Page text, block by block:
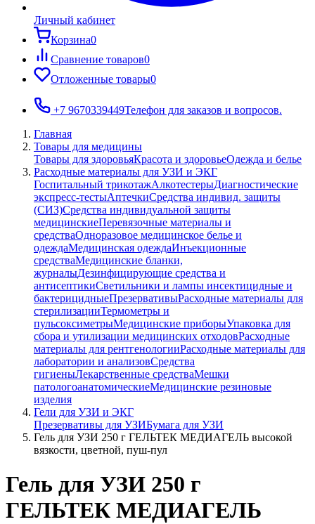
Личный кабинет
Корзина0
Сравнение товаров0
Отложенные товары0
+7 9670339449Телефон для заказов и вопросов.
Главная
Товары для медицины
Товары для здоровьяКрасота и здоровьеОдежда и белье
Расходные материалы для УЗИ и ЭКГ
Госпитальный трикотажАлкотестерыДиагностические
экспресс-тестыАптечкиСредства индивид. защиты
(СИЗ)Средства индивидуальной защиты
медицинскиеПеревязочные материалы и
средстваОдноразовое медицинское белье и
одеждаМедицинская одеждаИнъекционные
средстваМедицинские бланки,
журналыДезинфицирующие средства и
антисептикиСветильники и лампы инсектицидные и
бактерицидныеПрезервативыРасходные материалы для
стерилизацииТермометры и
пульсоксиметрыМедицинские приборыУпаковка для
сбора и утилизации медицинских отходовРасходные
материалы для рентгенологииРасходные материалы для
лаборатории и анализовСредства
гигиеныЛекарственные средстваМешки
патологоанатомическиеМедицинские резиновые
изделия
Гели для УЗИ и ЭКГ
Презервативы для УЗИБумага для УЗИ
Гель для УЗИ 250 г ГЕЛЬТЕК МЕДИАГЕЛЬ высокой
вязкости, цветной, пуш-пул
Гель для УЗИ 250 г
ГЕЛЬТЕК МЕДИАГЕЛЬ